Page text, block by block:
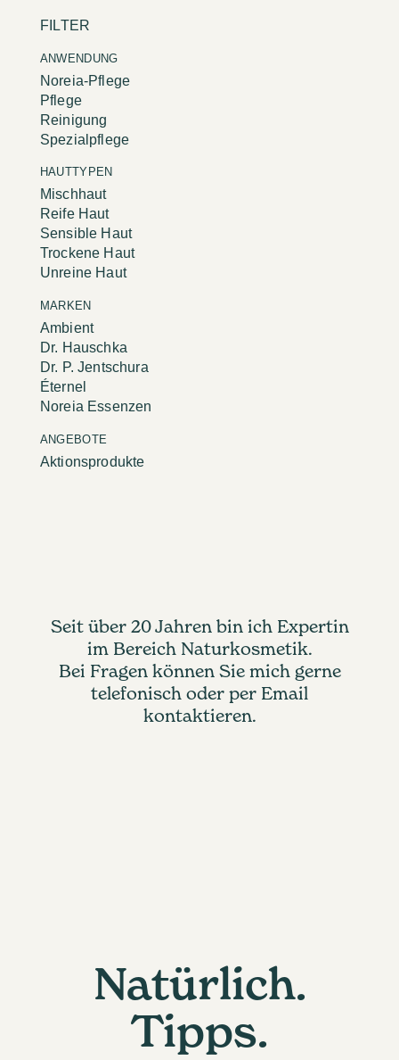
FILTER
ANWENDUNG
Noreia-Pflege
Pflege
Reinigung
Spezialpflege
HAUTTYPEN
Mischhaut
Reife Haut
Sensible Haut
Trockene Haut
Unreine Haut
MARKEN
Ambient
Dr. Hauschka
Dr. P. Jentschura
Éternel
Noreia Essenzen
ANGEBOTE
Aktionsprodukte
Seit über 20 Jahren bin ich Expertin
im Bereich Naturkosmetik.
Bei Fragen können Sie mich gerne
telefonisch oder per Email
kontaktieren.
Natürlich.
Tipps.